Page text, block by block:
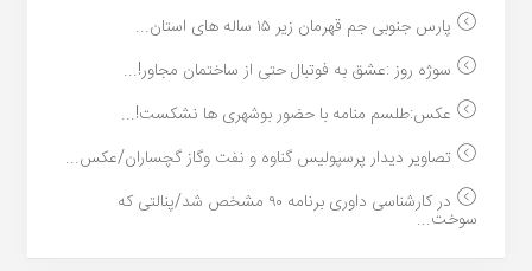
پارس جنوبی جم قهرمان زیر ۱۵ ساله های استان...
سوژه روز :عشق به فوتبال حتی از ساختمان مجاور!...
عکس:طلسم منامه با حضور بوشهری ها نشکست!...
تصاویر دیدار پرسپولیس گناوه و نفت وگاز گچساران/عکس...
در کارشناسی داوری برنامه ۹۰ مشخص شد/پنالتی که
سوخت...